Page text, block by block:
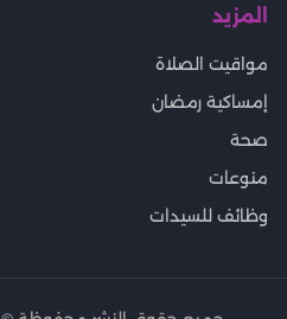
المزيد
مواقيت الصلاة
إمساكية رمضان
صحة
منوعات
وظائف للسيدات